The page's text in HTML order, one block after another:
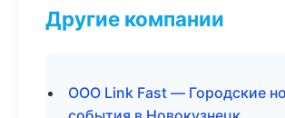
Другие компании
ООО Link Fast — Городские